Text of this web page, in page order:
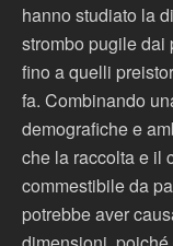
hanno studiato la
strombo pugile dai
fino a quelli
fa. Combinando
demografiche e
che la raccolta e il
commestibile da
potrebbe aver